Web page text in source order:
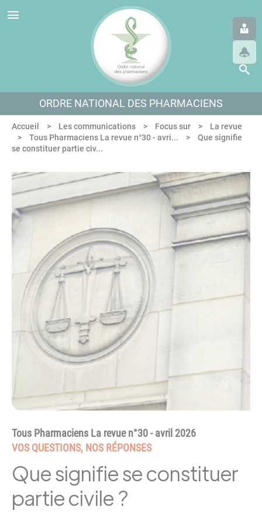
Aller au menu
Aller au contenu
Aller en bas de page
ORDRE NATIONAL DES PHARMACIENS
Accueil Les communications Focus sur
La revue
Tous Pharmaciens La revue n°30 - avri...
Que signifie
se constituer partie civ...
Tous Pharmaciens La revue n°30 - avril 2026
VOS QUESTIONS, NOS RÉPONSES
Que signifie se constituer
partie civile ?
Panneau de gestion des cookies